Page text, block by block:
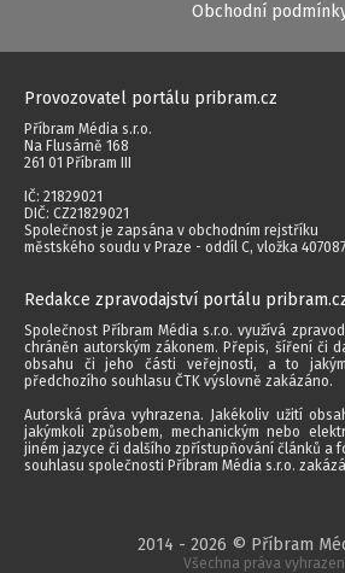
Obchodní
Provozovatel portálu pribram.cz
Příbram Média s.r.o.
Na Flusárně 168
261 01 Příbram III
IČ: 21829021
DIČ: CZ21829021
Společnost je zapsána v obchodním rejstříku
městského soudu v Praze - oddíl C, vložka
Redakce zpravodajství portálu
Společnost Příbram Média s.r.o. využívá
chráněn autorským zákonem. Přepis, šíření či
obsahu či jeho části veřejnosti, a to
předchozího souhlasu ČTK výslovně zakázáno.
Autorská práva vyhrazena. Jakékoliv užití
jakýmkoli způsobem, mechanickým nebo
jiném jazyce či dalšího zpřístupňování článků a
souhlasu společnosti Příbram Média s.r.o.
2014 - 2026 © Příbram
Všechna práva